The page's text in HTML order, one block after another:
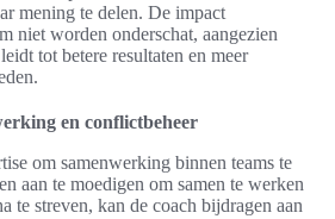
mening te delen. De impact
niet worden onderschat, aangezien
tot betere resultaten en meer
en conflictbeheer
om samenwerking binnen teams te
aan te moedigen om samen te werken
te streven, kan de coach bijdragen aan